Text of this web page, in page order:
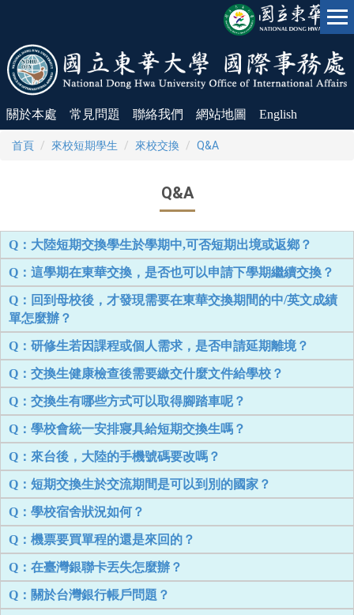
要
內
容
區
關於本處 常見問題 聯絡我們 網站地圖 English
首頁 來校短期學生 來校交換 Q&A
Q&A
Q：大陸短期交換學生於學期中,可否短期出境或返鄉？
Q：這學期在東華交換，是否也可以申請下學期繼續交換？
Q：回到母校後，才發現需要在東華交換期間的中/英文成績
單怎麼辦？
Q：研修生若因課程或個人需求，是否申請延期離境？
Q：交換生健康檢查後需要繳交什麼文件給學校？
Q：交換生有哪些方式可以取得腳踏車呢？
Q：學校會統一安排寢具給短期交換生嗎？
Q：來台後，大陸的手機號碼要改嗎？
Q：短期交換生於交流期間是可以到別的國家？
Q：學校宿舍狀況如何？
Q：機票要買單程的還是來回的？
Q：在臺灣銀聯卡丟失怎麼辦？
Q：關於台灣銀行帳戶問題？